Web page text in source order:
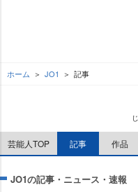
ホーム JO1 記事
芸能人TOP 記事 作品
JO1の記事・ニュース・速報